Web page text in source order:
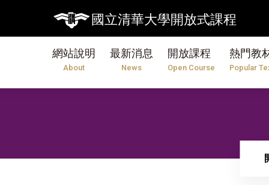
國立清華大學開放式課程
網站說明
About
最新消息
News
開放課程
Open Course
熱門教
Popular
【7/31】114學年度